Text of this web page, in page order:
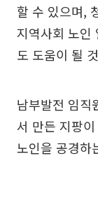
할 수 있으며,
지역사회 노인
도 도움이 될
남부발전 임직
서 만든 지팡
노인을 공경하